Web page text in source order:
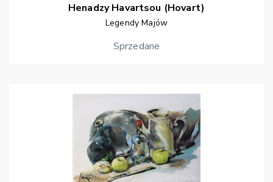
Henadzy Havartsou (Hovart)
Legendy Majów
Sprzedane